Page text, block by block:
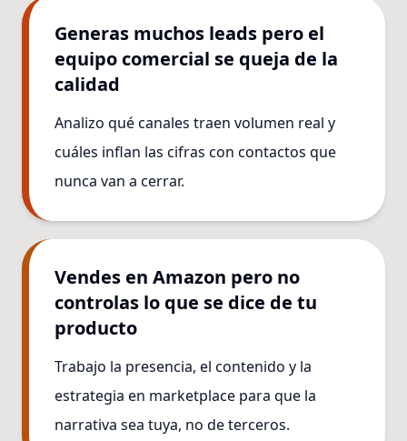
Generas muchos leads pero el
equipo comercial se queja de la
calidad
Analizo qué canales traen volumen real y
cuáles inflan las cifras con contactos que
nunca van a cerrar.
Vendes en Amazon pero no
controlas lo que se dice de tu
producto
Trabajo la presencia, el contenido y la
estrategia en marketplace para que la
narrativa sea tuya, no de terceros.